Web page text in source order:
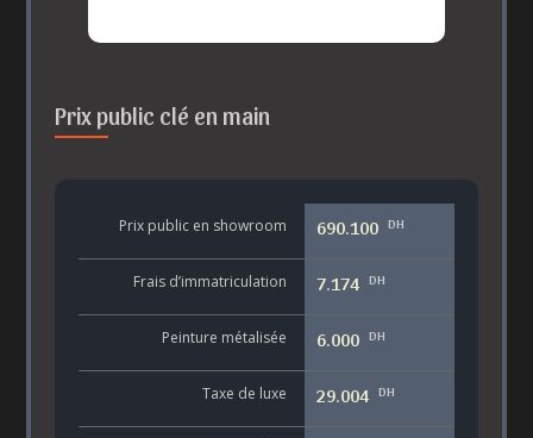
Prix public clé en main
Prix public en showroom 690.100 DH
Frais d’immatriculation 7.174 DH
Peinture métalisée 6.000 DH
Taxe de luxe 29.004 DH